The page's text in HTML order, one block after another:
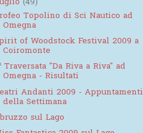
(49)
Topolino di Sci Nautico ad
Omegna
of Woodstock Festival 2009 a
Coiromonte
Traversata "Da Riva a Riva" ad
Omegna - Risultati
Andanti 2009 - Appuntamenti
della Settimana
sul Lago